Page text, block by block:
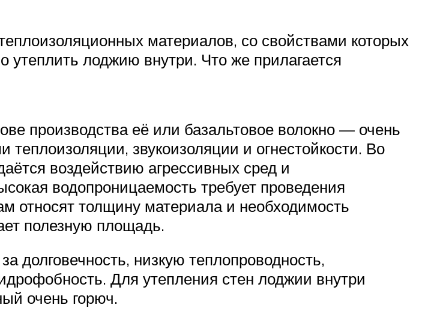
материалов, со свойствами которых
утеплить лоджию внутри. Что же прилагается
производства её или базальтовое волокно — очень
звукоизоляции и огнестойкости. Во
воздействию агрессивных сред и
водопроницаемость требует проведения
относят толщину материала и необходимость
полезную площадь.
долговечность, низкую теплопроводность,
Для утепления стен лоджии внутри
очень горюч.